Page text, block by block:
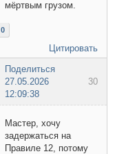
мёртвым грузом.
0
Цитировать
Поделиться
30
27.05.2026
12:09:38
Мастер, хочу
задержаться на
Правиле 12, потому